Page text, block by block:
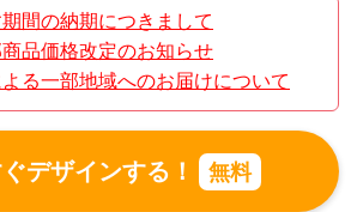
間の納期につきまして
品価格改定のお知らせ
る一部地域へのお届けについて
デザインする！ 無料